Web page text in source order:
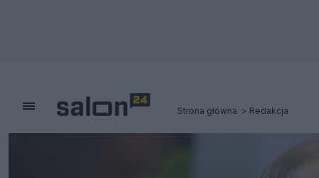
Strona główna Redakcja